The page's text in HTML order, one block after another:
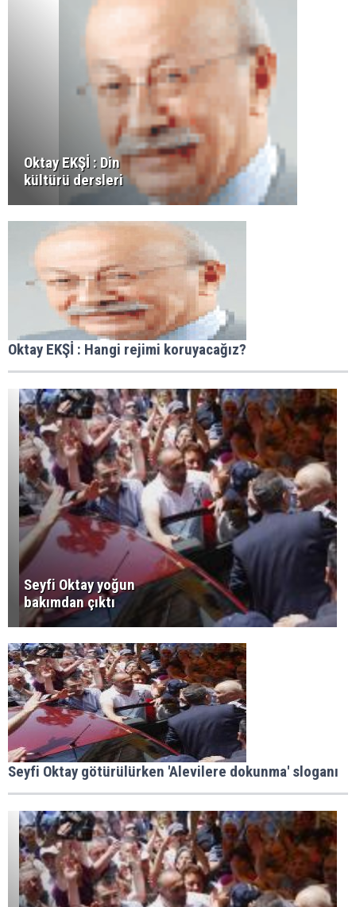
Oktay EKŞİ : Din
kültürü dersleri
Oktay EKŞİ : Hangi rejimi koruyacağız?
Seyfi Oktay yoğun
bakımdan çıktı
Seyfi Oktay götürülürken 'Alevilere dokunma' sloganı